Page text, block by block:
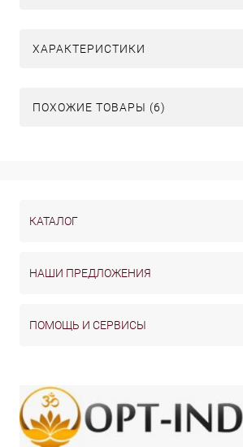
ХАРАКТЕРИСТИКИ
ПОХОЖИЕ ТОВАРЫ (6)
КАТАЛОГ
НАШИ ПРЕДЛОЖЕНИЯ
ПОМОЩЬ И СЕРВИСЫ